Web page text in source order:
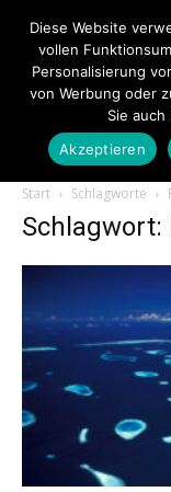
Start Schlagworte
Schlagwort:
Diese Website
vollen
Personalisierung
von Werbung oder
Sie
Akzeptieren